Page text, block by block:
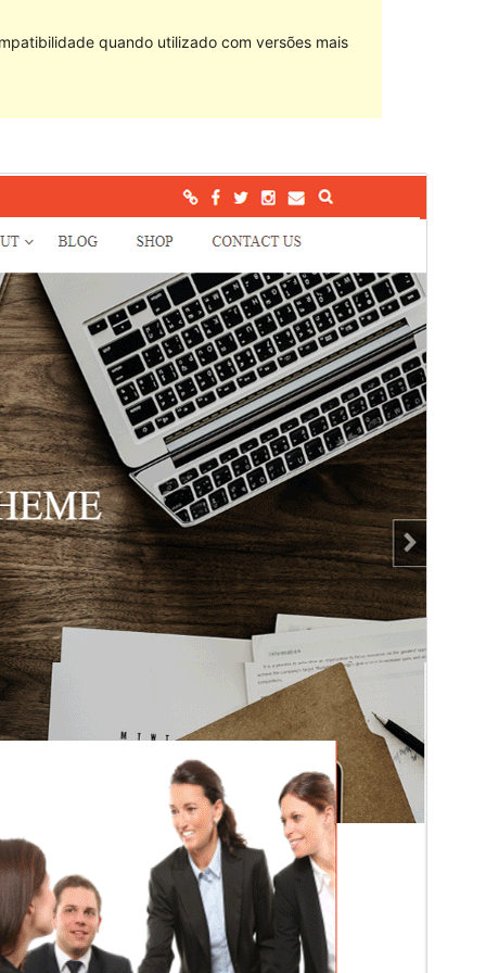
quando utilizado com versões mais
Descarregar
Versão
Instalações activas
10+
Versão do PHP
5.2.4
Página inicial do tema